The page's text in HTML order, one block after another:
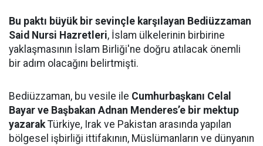
Bu paktı büyük bir sevinçle karşılayan Bediüzzaman
Said Nursi Hazretleri, İslam ülkelerinin birbirine
yaklaşmasının İslam Birliği'ne doğru atılacak önemli
bir adım olacağını belirtmişti.
Bediüzzaman, bu vesile ile Cumhurbaşkanı Celal
Bayar ve Başbakan Adnan Menderes’e bir mektup
yazarakTürkiye, Irak ve Pakistan arasında yapılan
bölgesel işbirliği ittifakının, Müslümanların ve dünyanın